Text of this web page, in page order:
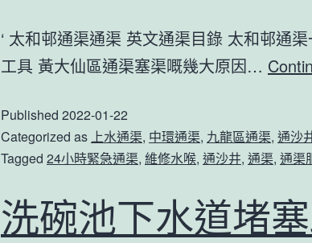
塞
嘅
理
方
有
得
‘ 太和邨通渠通渠 英文通渠目錄 太和邨通
工具 黃大仙區通渠塞渠嘅幾大原因…
Published 2022-01-22
Categorized as 上水通渠, 中環通渠, 九龍區通渠, 通沙
Tagged 24小時緊急通渠, 維修水喉, 通沙井, 通渠, 通渠
洗碗池下水道堵